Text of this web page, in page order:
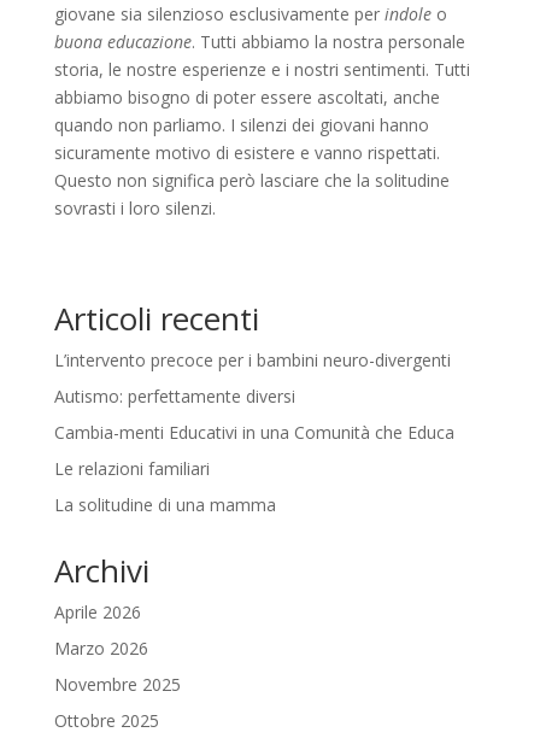
giovane sia silenzioso esclusivamente per indole o
buona educazione. Tutti abbiamo la nostra personale
storia, le nostre esperienze e i nostri sentimenti. Tutti
abbiamo bisogno di poter essere ascoltati, anche
quando non parliamo. I silenzi dei giovani hanno
sicuramente motivo di esistere e vanno rispettati.
Questo non significa però lasciare che la solitudine
sovrasti i loro silenzi.
Articoli recenti
L’intervento precoce per i bambini neuro-divergenti
Autismo: perfettamente diversi
Cambia-menti Educativi in una Comunità che Educa
Le relazioni familiari
La solitudine di una mamma
Archivi
Aprile 2026
Marzo 2026
Novembre 2025
Ottobre 2025